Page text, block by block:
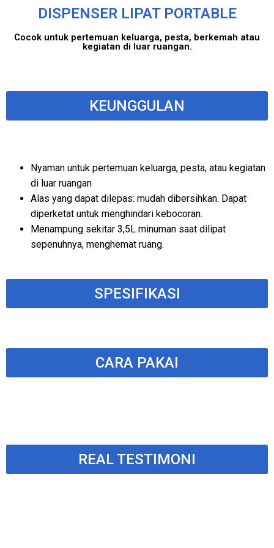
DISPENSER LIPAT PORTABLE
Cocok untuk pertemuan keluarga, pesta, berkemah atau
kegiatan di luar ruangan.
KEUNGGULAN
Nyaman untuk pertemuan keluarga, pesta, atau kegiatan
di luar ruangan
Alas yang dapat dilepas: mudah dibersihkan. Dapat
diperketat untuk menghindari kebocoran.
Menampung sekitar 3,5L minuman saat dilipat
sepenuhnya, menghemat ruang.
SPESIFIKASI
CARA PAKAI
REAL TESTIMONI